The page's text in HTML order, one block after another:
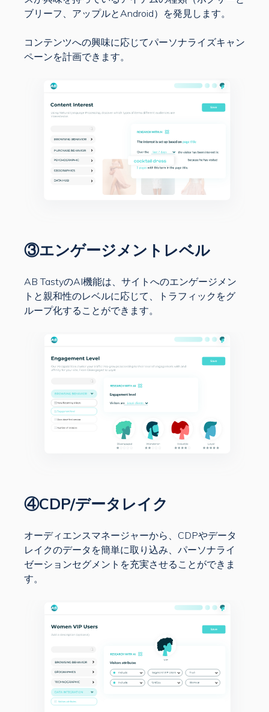
ブリーフ、アップルとAndroid）を発見します。
コンテンツへの興味に応じてパーソナライズキャン
ペーンを計画できます。
③エンゲージメントレベル
AB TastyのAI機能は、サイトへのエンゲージメン
トと親和性のレベルに応じて、トラフィックをグ
ループ化することができます。
④CDP/データレイク
オーディエンスマネージャーから、CDPやデータ
レイクのデータを簡単に取り込み、パーソナライ
ゼーションセグメントを充実させることができま
す。